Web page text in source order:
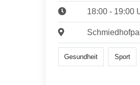
18:00 - 19:00
Gesundheit Sport